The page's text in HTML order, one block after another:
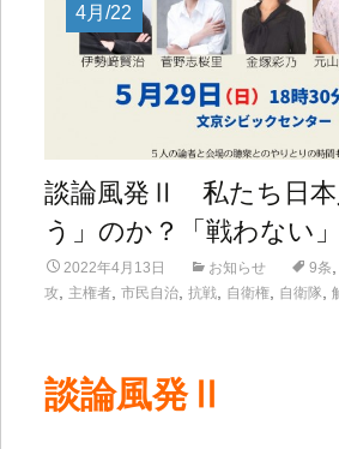
4月/22
談論風発Ⅱ 私たち日本
う」のか？「戦わない
2022年4月13日 お知らせ 9条,
攻, 主権者, 市民自治, 抗戦, 自衛権, 自衛隊,
談論風発Ⅱ